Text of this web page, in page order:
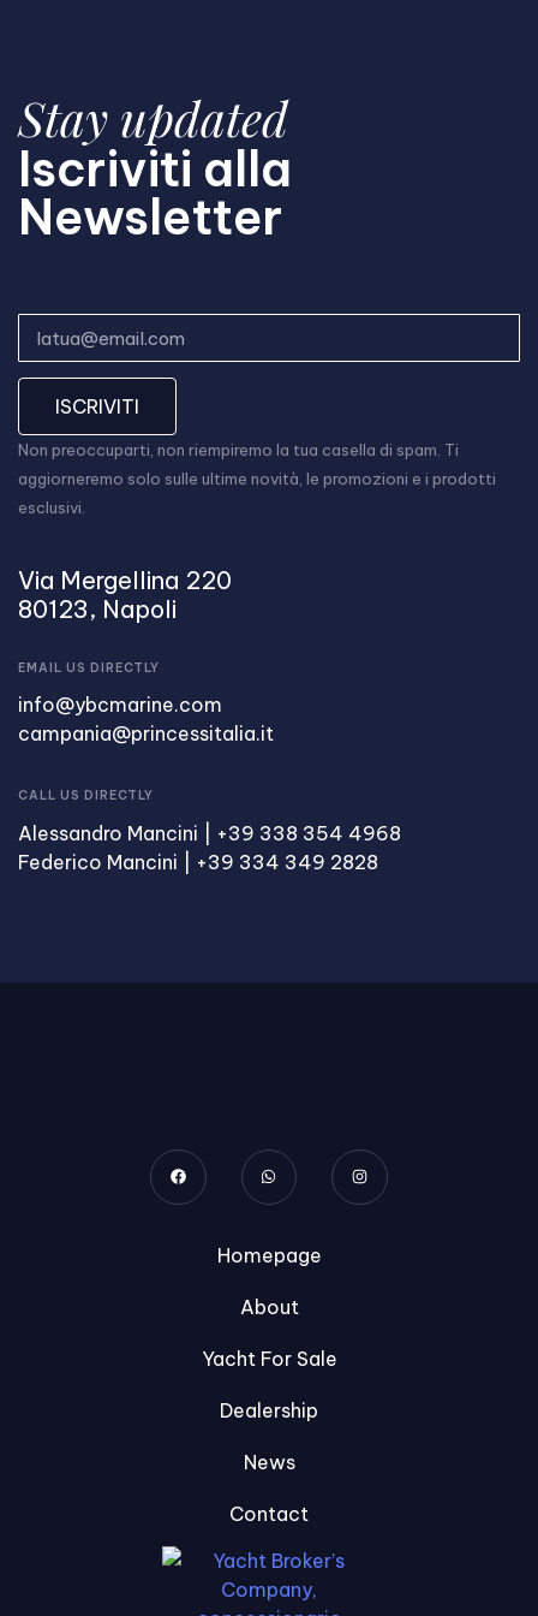
Stay updated
Iscriviti alla
Newsletter
ISCRIVITI
Non preoccuparti, non riempiremo la tua casella di spam. Ti
aggiorneremo solo sulle ultime novità, le promozioni e i prodotti
esclusivi.
Via Mergellina 220
80123, Napoli
EMAIL US DIRECTLY
info@ybcmarine.com
campania@princessitalia.it
CALL US DIRECTLY
Alessandro Mancini | +39 338 354 4968
Federico Mancini | +39 334 349 2828
Homepage
About
Yacht For Sale
Dealership
News
Contact